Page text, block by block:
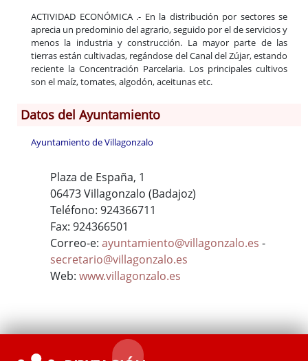
ACTIVIDAD ECONÓMICA .- En la distribución por sectores se
aprecia un predominio del agrario, seguido por el de servicios y
menos la industria y construcción. La mayor parte de las
tierras están cultivadas, regándose del Canal del Zújar, estando
reciente la Concentración Parcelaria. Los principales cultivos
son el maíz, tomates, algodón, aceitunas etc.
Datos del Ayuntamiento
Ayuntamiento de Villagonzalo
Plaza de España, 1
06473 Villagonzalo (Badajoz)
Teléfono: 924366711
Fax: 924366501
Correo-e: ayuntamiento@villagonzalo.es -
secretario@villagonzalo.es
Web: www.villagonzalo.es